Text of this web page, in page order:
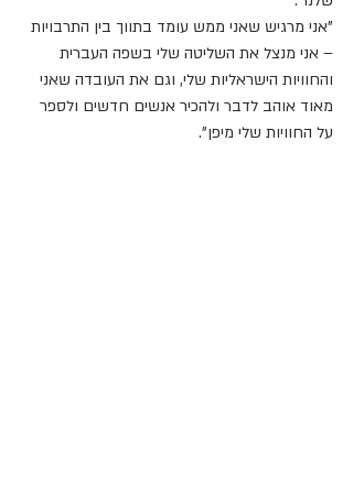
"אני מרגיש שאני ממש עומד בתווך בין התרבויות
– אני מנצל את השליטה שלי בשפה העברית
והחוויות הישראליות שלי, וגם את העובדה שאני
מאוד אוהב לדבר ולהכיר אנשים חדשים ולספר
על החוויות שלי מיפן".